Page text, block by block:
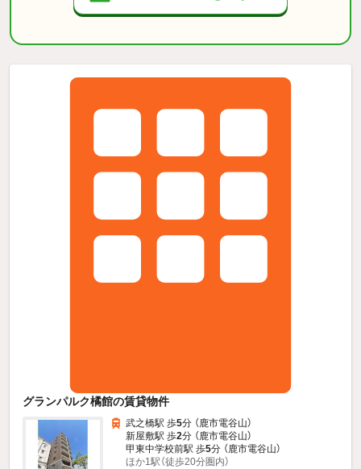
グランパルク橘館の賃貸物件
武之橋駅 歩5分 （鹿市電谷山）
新屋敷駅 歩2分 （鹿市電谷山）
甲東中学校前駅 歩5分 （鹿市電谷山）
ほか1駅（徒歩20分圏内）